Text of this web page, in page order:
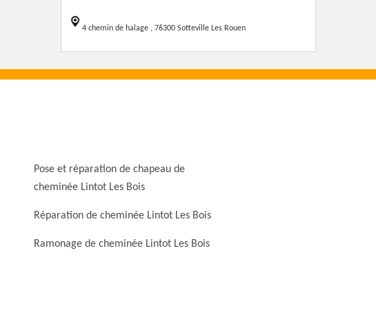
4 chemin de halage , 76300 Sotteville Les Rouen
Pose et réparation de chapeau de
cheminée Lintot Les Bois
Réparation de cheminée Lintot Les Bois
Ramonage de cheminée Lintot Les Bois